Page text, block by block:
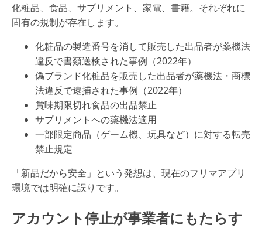
化粧品、食品、サプリメント、家電、書籍。それぞれに
固有の規制が存在します。
化粧品の製造番号を消して販売した出品者が薬機法
違反で書類送検された事例（2022年）
偽ブランド化粧品を販売した出品者が薬機法・商標
法違反で逮捕された事例（2022年）
賞味期限切れ食品の出品禁止
サプリメントへの薬機法適用
一部限定商品（ゲーム機、玩具など）に対する転売
禁止規定
「新品だから安全」という発想は、現在のフリマアプリ
環境では明確に誤りです。
アカウント停止が事業者にもたらす